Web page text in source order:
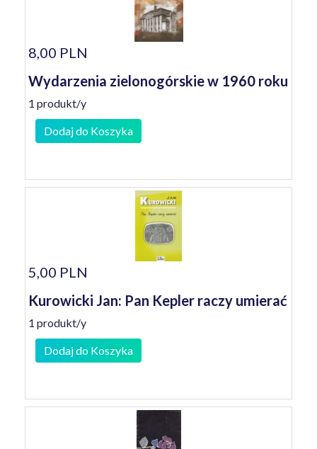
8,00 PLN
Wydarzenia zielonogórskie w 1960 roku
1 produkt/y
Dodaj do Koszyka
5,00 PLN
Kurowicki Jan: Pan Kepler raczy umierać
1 produkt/y
Dodaj do Koszyka